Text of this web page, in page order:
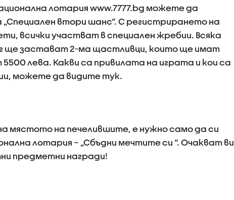
лотария www.7777.bg можете да
втори шанс“. С регистрирането на
всички участват в специален жребии. Всяка
ще застават 2-ма щастливци, които ще имат
лева. Какви са привилата на играта и кои са
можете да видите тук.
мястото на печелившите, е нужно само да си
лотария – „Сбъдни мечтите си “. Очакват ви
предметни награди!